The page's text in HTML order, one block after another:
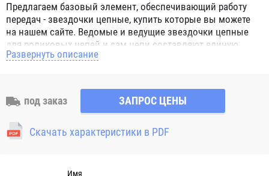
Предлагаем базовый элемент, обеспечивающий работу
передач - звездочки цепные, купить которые вы можете
на нашем сайте. Ведомые и ведущие звездочки цепные
для роликовых цепей и сам цепи составляют единую
систему, способную справиться с мощными нагрузками.
вала. Норматив, определяющий характеристики и
параметры, согласно которым изготавливаются
звездочки цепные – ГОСТ 13576-81, а для цепей втулочных
и роликовых - ГОСТ 591-69. Выпускаются следующие
многозубые; без ступицы; под втулку; Натяжные. Число
Развернуть описание
под заказ ЗАПРОС ЦЕНЫ
Скачать характеристики в PDF
Имя